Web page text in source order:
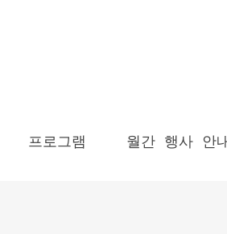
프로그램 월간 행사 안